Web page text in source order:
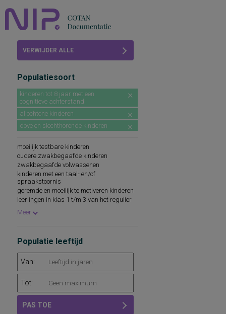
Abonneren
FAQ
VERWIJDER ALLE
Populatiesoort
kinderen tot 8 jaar met een
cognitieve achterstand
allochtone kinderen
dove en slechthorende kinderen
moeilijk testbare kinderen
oudere zwakbegaafde kinderen
zwakbegaafde volwassenen
kinderen met een taal- en/of
spraakstoornis
geremde en moeilijk te motiveren kinderen
leerlingen in klas 1 t/m 3 van het regulier
leerlingen in groep 7 en 8 van het regulier
basisonderwijs
Meer
Populatie leeftijd
Van:
Tot:
PAS TOE